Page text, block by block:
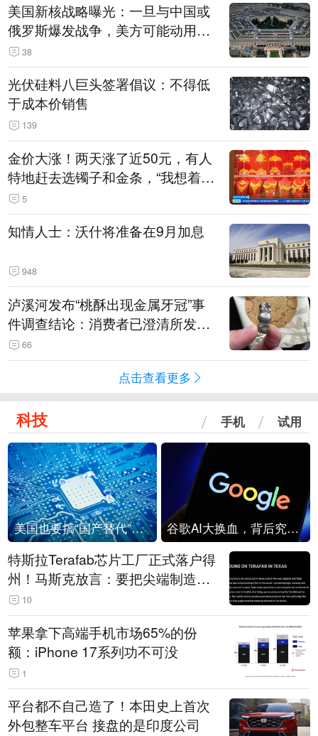
美国新核战略曝光：一旦与中国或
俄罗斯爆发战争，美方可能动用战
术核武器
38
光伏硅料八巨头签署倡议：不得低
于成本价销售
139
金价大涨！两天涨了近50元，有人
特地赶去选镯子和金条，“我想着买
起来可以保值，小批量进一些货”
5
知情人士：沃什将准备在9月加息
948
泸溪河发布“桃酥出现金属牙冠”事
件调查结论：消费者已澄清所发视
频情况不属实
66
点击查看更多
科技 手机 试用
美国也要搞“国产替代”？先算清三笔账 谷歌AI大换血，背后究竟发生了什么？
特斯拉Terafab芯片工厂正式落户得
州！马斯克放言：要把尖端制造带
回美国
10
苹果拿下高端手机市场65%的份
额：iPhone 17系列功不可没
1
平台都不自己造了！本田史上首次
外包整车平台 接盘的是印度公司